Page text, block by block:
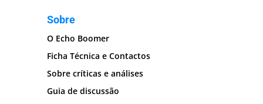
Sobre
O Echo Boomer
Ficha Técnica e Contactos
Sobre críticas e análises
Guia de discussão